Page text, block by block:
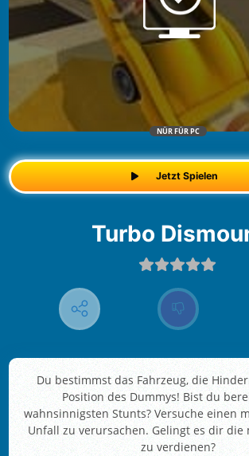
NÜR FÜR PC
Jetzt Spielen
Turbo
Du bestimmst das Fahrzeug, die
Position des Dummys! Bist du
wahnsinnigsten Stunts? Versuche einen
Unfall zu verursachen. Gelingt es dir die
zu verdienen?